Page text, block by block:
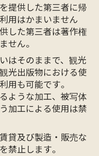
提供した第三者に帰
用はかまいません
した第三者は著作権
せん。
はそのままで、観光
光出版物における使
用も可能です。
ような加工、被写体
加工による使用は禁
貸及び製造・販売な
禁止します。